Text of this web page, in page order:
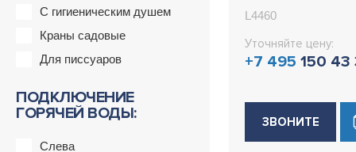
С гигиеническим душем
Краны садовые
Для писсуаров
ПОДКЛЮЧЕНИЕ
ГОРЯЧЕЙ ВОДЫ:
Слева
L4460
Уточняйте цену:
+7 495 150 43
ЗВОНИТЕ